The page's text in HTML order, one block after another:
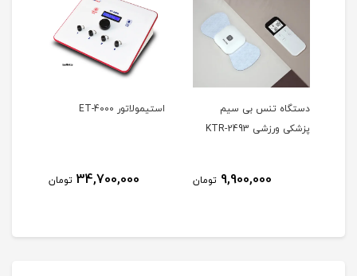
دستگاه تنس بی سیم
پزشکی ورزشی KTR-2493
9,900,000 تومان
استیمولاتور ET-4000
34,700,000 تومان